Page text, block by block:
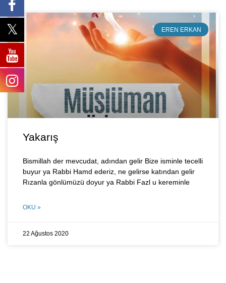
EREN ERKAN
Yakarış
Bismillah der mevcudat, adından gelir Bize isminle tecelli
buyur ya Rabbi Hamd ederiz, ne gelirse katından gelir
Rızanla gönlümüzü doyur ya Rabbi Fazl u kereminle
OKU »
22 Ağustos 2020